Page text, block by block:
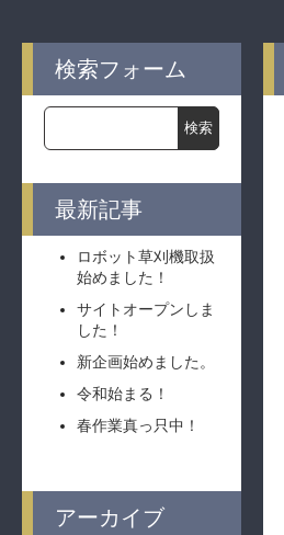
検索フォーム
最新記事
ロボット草刈機取扱
始めました！
サイトオープンしま
した！
新企画始めました。
令和始まる！
春作業真っ只中！
アーカイブ